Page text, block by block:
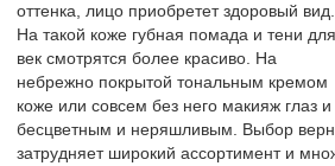
оттенка, лицо приобретет здоровый вид.
На такой коже губная помада и тени для
век смотрятся более красиво. На
небрежно покрытой тональным кремом
коже или совсем без него макияж глаз и
бесцветным и неряшливым. Выбор
затрудняет широкий ассортимент и